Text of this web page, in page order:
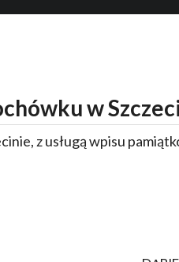
w
z usługą wpisu